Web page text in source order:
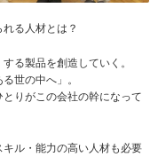
る人材とは？
る製品を創造していく。
世の中へ」。
りがこの会社の幹になって
ル・能力の高い人材も必要